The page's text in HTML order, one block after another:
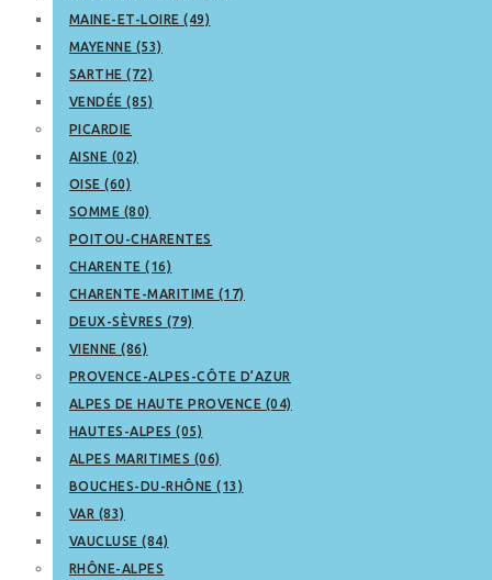
MAINE-ET-LOIRE (49)
MAYENNE (53)
SARTHE (72)
VENDÉE (85)
PICARDIE
AISNE (02)
OISE (60)
SOMME (80)
POITOU-CHARENTES
CHARENTE (16)
CHARENTE-MARITIME (17)
DEUX-SÈVRES (79)
VIENNE (86)
PROVENCE-ALPES-CÔTE D’AZUR
ALPES DE HAUTE PROVENCE (04)
HAUTES-ALPES (05)
ALPES MARITIMES (06)
BOUCHES-DU-RHÔNE (13)
VAR (83)
VAUCLUSE (84)
RHÔNE-ALPES